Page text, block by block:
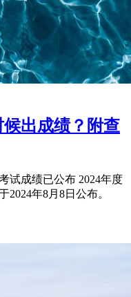
候出成绩？附查
试成绩已公布 2024年度
年8月8日公布。